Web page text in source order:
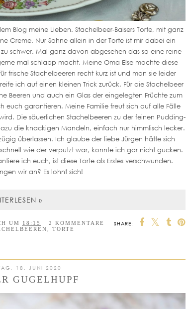
Blog meine Lieben. Stachelbeer-Baisers Torte, mit ganz
Creme. Nur Sahne allein in der Torte ist mir dabei ein
schwer. Mal ganz davon abgesehen das so eine reine
mal schlapp macht. Meine Oma Else mochte diese
frische Stachelbeeren recht kurz ist und man sie leider
ich auf einen kleinen Trick zurück. Für die Stachelbeer
Beeren und auch ein Glas der eingelegten Früchte zum
euch garantieren. Meine Familie freut sich auf alle Fälle
Die säuerlichen Stachelbeeren zu der feinen Pudding-
die knackigen Mandeln, einfach nur himmlisch lecker.
überlassen. Ich glaube der liebe Jürgen hätte sich
wie der verputzt war, konnte ich gar nicht gucken.
ich euch, ist diese Torte als Erstes verschwunden.
wir an? Es lohnt sich!
»
SHARE:
UM 18:15
2 KOMMENTARE
TORTE
18. JUNI 2020
GUGELHUPF